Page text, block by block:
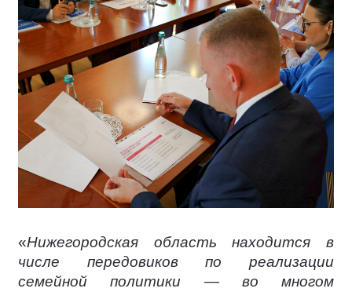
«Нижегородская область находится в
числе передовиков по реализации
семейной политики — во многом